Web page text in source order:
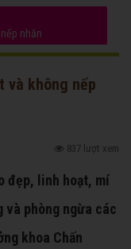
nhăn
và không nếp
837 lượt xem
đẹp, linh hoạt, mí
và phòng ngừa các
khoa Chấn